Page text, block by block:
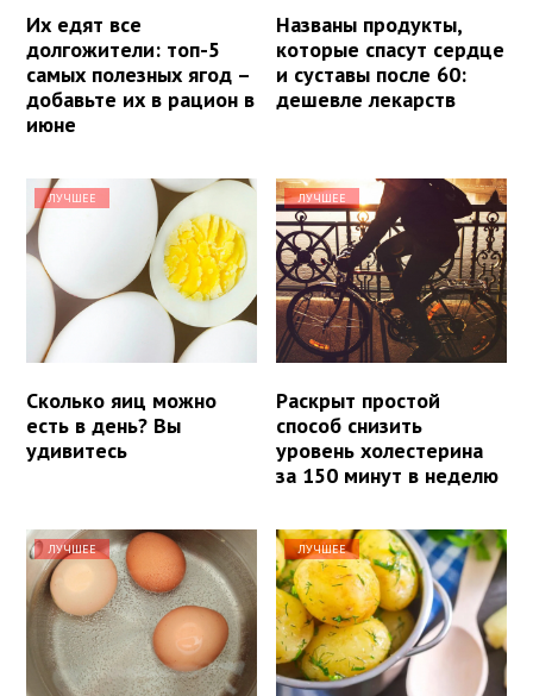
Их едят все
долгожители: топ-5
самых полезных ягод –
добавьте их в рацион в
июне
Названы продукты,
которые спасут сердце
и суставы после 60:
дешевле лекарств
ЛУЧШЕЕ
Сколько яиц можно
есть в день? Вы
удивитесь
ЛУЧШЕЕ
Раскрыт простой
способ снизить
уровень холестерина
за 150 минут в неделю
ЛУЧШЕЕ ЛУЧШЕЕ